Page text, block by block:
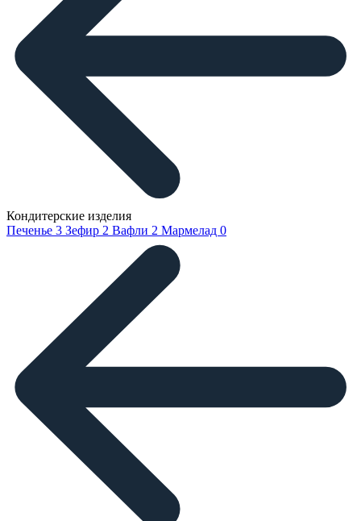
Кондитерские изделия
Печенье 3 Зефир 2 Вафли 2 Мармелад 0